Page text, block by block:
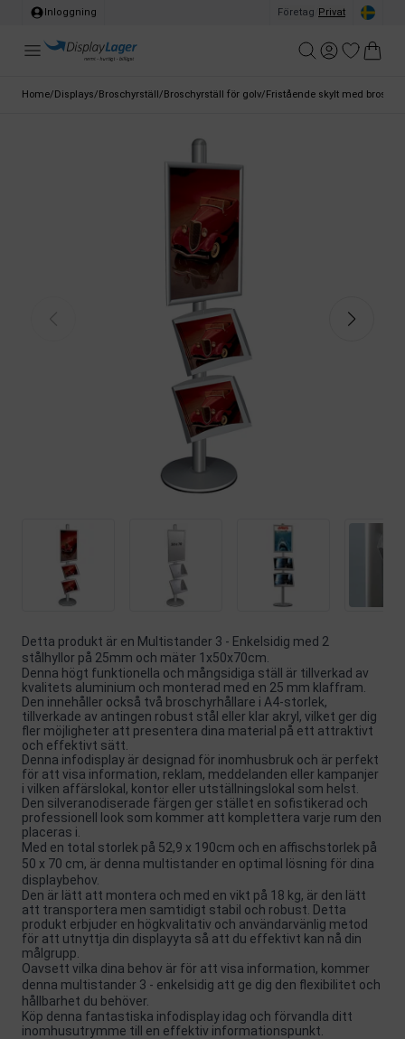
Inloggning Företag Privat
Home/Displays/Broschyrställ/Broschyrställ för golv/Fristående skylt med
Detta produkt är en Multistander 3 - Enkelsidig med 2
stålhyllor på 25mm och mäter 1x50x70cm.
Denna högt funktionella och mångsidiga ställ är tillverkad av
kvalitets aluminium och monterad med en 25 mm klaffram.
Den innehåller också två broschyrhållare i A4-storlek,
tillverkade av antingen robust stål eller klar akryl, vilket ger dig
fler möjligheter att presentera dina material på ett attraktivt
och effektivt sätt.
Denna infodisplay är designad för inomhusbruk och är perfekt
för att visa information, reklam, meddelanden eller kampanjer
i vilken affärslokal, kontor eller utställningslokal som helst.
Den silveranodiserade färgen ger stället en sofistikerad och
professionell look som kommer att komplettera varje rum den
placeras i.
Med en total storlek på 52,9 x 190cm och en affischstorlek på
50 x 70 cm, är denna multistander en optimal lösning för dina
displaybehov.
Den är lätt att montera och med en vikt på 18 kg, är den lätt
att transportera men samtidigt stabil och robust. Detta
produkt erbjuder en högkvalitativ och användarvänlig metod
för att utnyttja din displayyta så att du effektivt kan nå din
målgrupp.
Oavsett vilka dina behov är för att visa information, kommer
denna multistander 3 - enkelsidig att ge dig den flexibilitet och
hållbarhet du behöver.
Köp denna fantastiska infodisplay idag och förvandla ditt
inomhusutrymme till en effektiv informationspunkt.